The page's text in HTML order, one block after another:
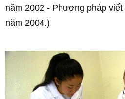
năm 2002 - Phương pháp
năm 2004.)